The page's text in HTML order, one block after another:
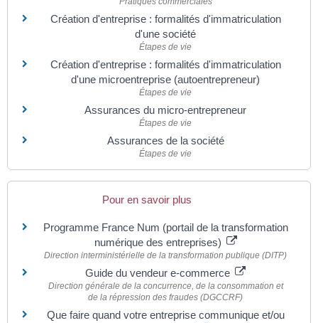
Création d'entreprise : formalités d'immatriculation
d'une société
Étapes de vie
Création d'entreprise : formalités d'immatriculation
d'une microentreprise (autoentrepreneur)
Étapes de vie
Assurances du micro-entrepreneur
Étapes de vie
Assurances de la société
Étapes de vie
Pour en savoir plus
Programme France Num (portail de la transformation
numérique des entreprises)
Direction interministérielle de la transformation publique (DITP)
Guide du vendeur e-commerce
Direction générale de la concurrence, de la consommation et
de la répression des fraudes (DGCCRF)
Que faire quand votre entreprise communique et/ou